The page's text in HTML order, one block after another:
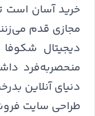
خرید آسان است
مجازی قدم
دیجیتال
منحصر‌به‌فرد
دنیای آنلاین
طراحی سایت